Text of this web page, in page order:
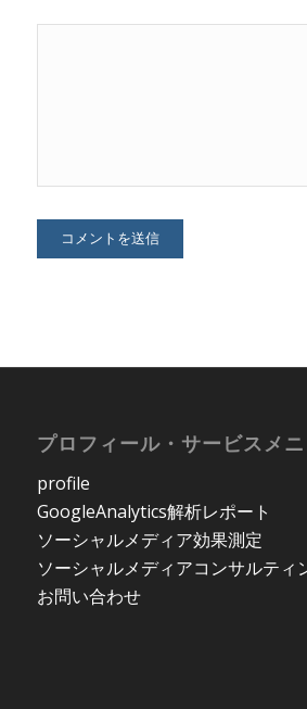
プロフィール・サービスメ
profile
GoogleAnalytics解析レポート
ソーシャルメディア効果測定
ソーシャルメディアコンサルティ
お問い合わせ